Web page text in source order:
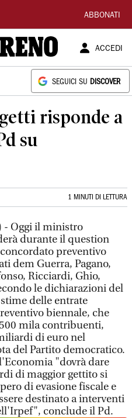
ABBONATI
ACCEDI
SEGUICI SU DISCOVER
risponde a
su
1 MINUTI DI LETTURA
- Oggi il ministro
durante il question
preventivo
dem Guerra, Pagano,
Ricciardi, Ghio,
le dichiarazioni del
delle entrate
biennale, che
mila contribuenti,
di euro nel
del Partito democratico.
"dovrà dare
di maggior gettito si
di evasione fiscale e
destinato a interventi
conclude il Pd.